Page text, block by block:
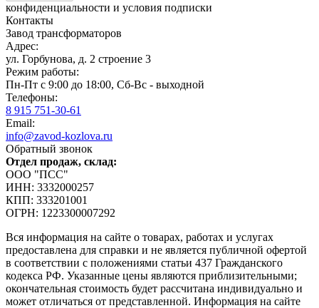
конфиденциальности и условия подписки
Контакты
Завод трансформаторов
Адрес:
ул. Горбунова, д. 2 строение 3
Режим работы:
Пн-Пт с 9:00 до 18:00, Сб-Вс - выходной
Телефоны:
8 915 751-30-61
Email:
info@zavod-kozlova.ru
Обратный звонок
Отдел продаж, склад:
ООО "ПСС"
ИНН: 3332000257
КПП: 333201001
ОГРН: 1223300007292
Вся информация на сайте о товарах, работах и услугах
предоставлена для справки и не является публичной офертой
в соответствии с положениями статьи 437 Гражданского
кодекса РФ. Указанные цены являются приблизительными;
окончательная стоимость будет рассчитана индивидуально и
может отличаться от представленной. Информация на сайте